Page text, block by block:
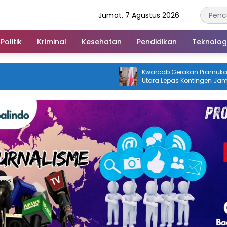
Jumat, 7 Agustus 2026
Politik Kriminal Kesehatan Pendidikan
Kwarcab Gerakan Pramuka Konawe
Utara Lepas Kontingen Jambore
Nasional XII 2026, Bupati Ikbar: Tunjukkan